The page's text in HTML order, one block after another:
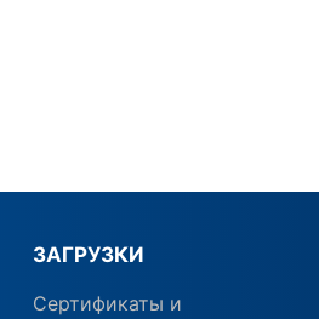
ЗАГРУЗКИ
Сертификаты и